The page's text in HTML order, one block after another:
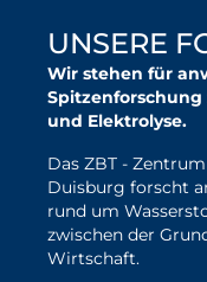
UNSERE
Wir stehen für
Spitzenforschung
und Elektrolyse.
Das ZBT -
Duisburg forscht
rund um
zwischen der
Wirtschaft.